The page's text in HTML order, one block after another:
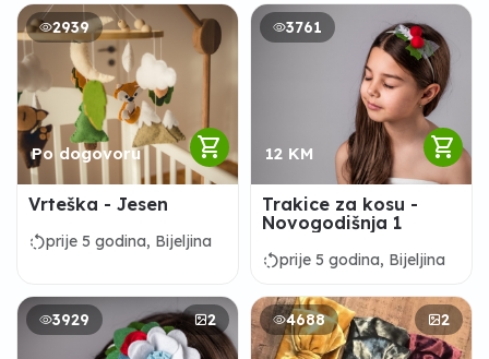
2939
Po dogovoru shopping_cart
Vrteška - Jesen
rotate_leftprije 5 godina, Bijeljina
3761
12 KM shopping_cart
Trakice za kosu -
Novogodišnja 1
rotate_leftprije 5 godina, Bijeljina
3929 2 4688 2